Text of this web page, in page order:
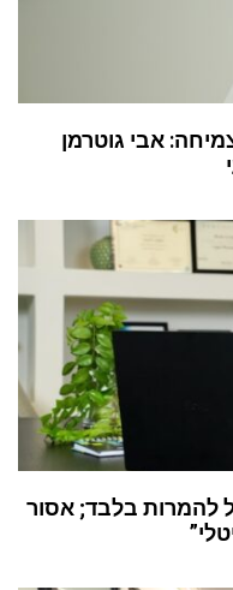
אבי גוטרמן
להמרות בלבד; אסור